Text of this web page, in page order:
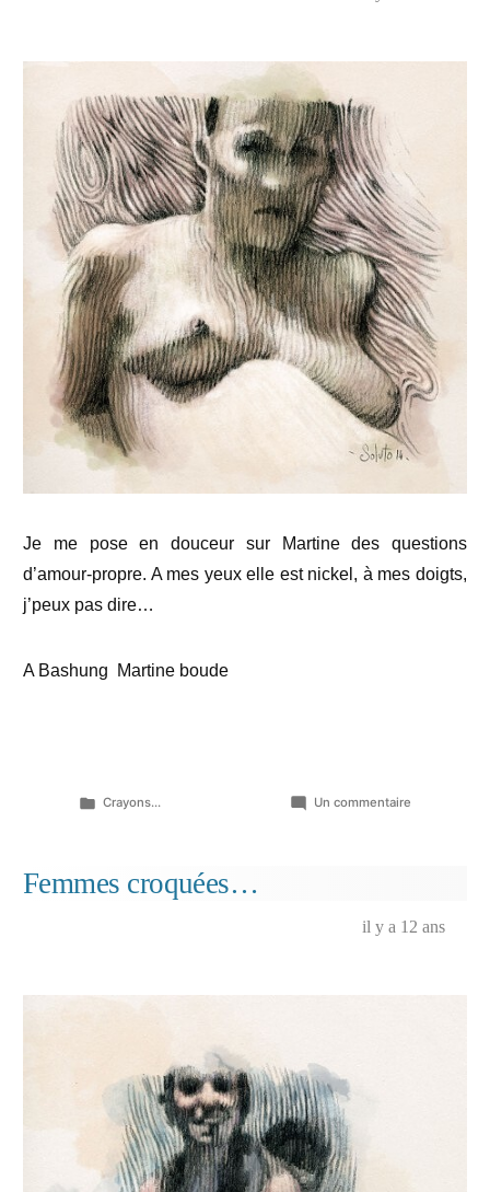
Je me pose en douceur sur Martine des questions
d’amour-propre. A mes yeux elle est nickel, à mes doigts,
j’peux pas dire…
A Bashung Martine boude
Publié
Crayons... Un commentairesur
Femmes croquées…
il y a 12 ans